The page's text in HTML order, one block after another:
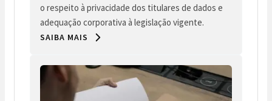
o respeito à privacidade dos titulares de dados e
adequação corporativa à legislação vigente.
SAIBA MAIS